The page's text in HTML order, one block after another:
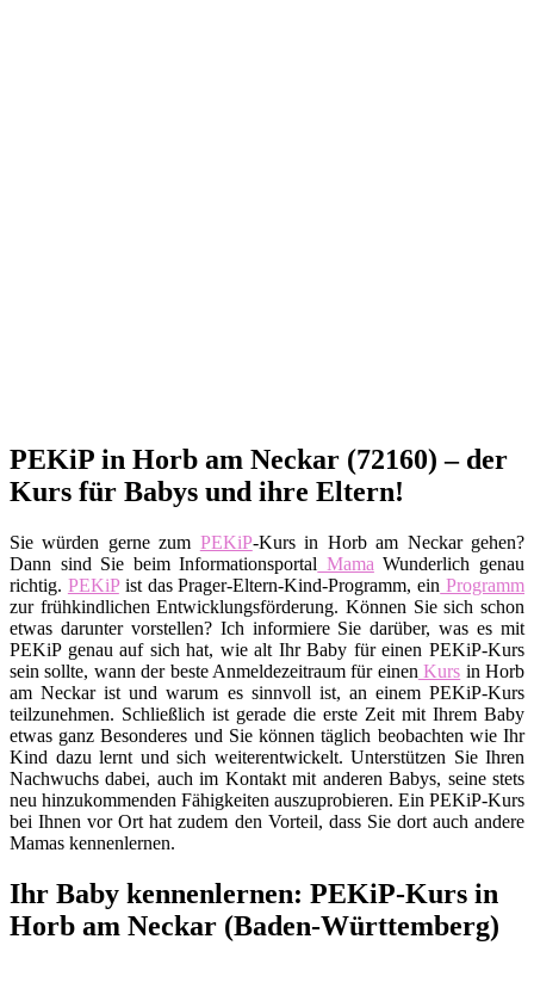
PEKiP in Horb am Neckar (72160) – der
Kurs für Babys und ihre Eltern!
Sie würden gerne zum PEKiP-Kurs in Horb am Neckar gehen?
Dann sind Sie beim Informationsportal Mama Wunderlich genau
richtig. PEKiPist das Prager-Eltern-Kind-Programm, ein Programm
zur frühkindlichen Entwicklungsförderung. Können Sie sich schon
etwas darunter vorstellen? Ich informiere Sie darüber, was es mit
PEKiP genau auf sich hat, wie alt Ihr Baby für einen PEKiP-Kurs
sein sollte, wann der beste Anmeldezeitraum für einen Kurs in Horb
am Neckar ist und warum es sinnvoll ist, an einem PEKiP-Kurs
teilzunehmen. Schließlich ist gerade die erste Zeit mit Ihrem Baby
etwas ganz Besonderes und Sie können täglich beobachten wie Ihr
Kind dazu lernt und sich weiterentwickelt. Unterstützen Sie Ihren
Nachwuchs dabei, auch im Kontakt mit anderen Babys, seine stets
neu hinzukommenden Fähigkeiten auszuprobieren. Ein PEKiP-Kurs
bei Ihnen vor Ort hat zudem den Vorteil, dass Sie dort auch andere
Mamas kennenlernen.
Ihr Baby kennenlernen: PEKiP-Kurs in
Horb am Neckar (Baden-Württemberg)